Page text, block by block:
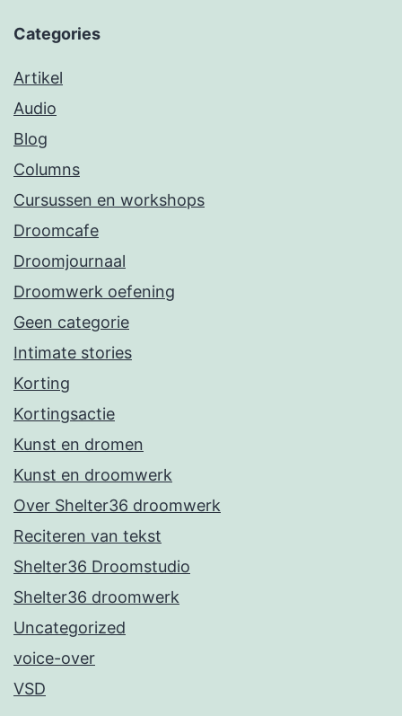
Categories
Artikel
Audio
Blog
Columns
Cursussen en workshops
Droomcafe
Droomjournaal
Droomwerk oefening
Geen categorie
Intimate stories
Korting
Kortingsactie
Kunst en dromen
Kunst en droomwerk
Over Shelter36 droomwerk
Reciteren van tekst
Shelter36 Droomstudio
Shelter36 droomwerk
Uncategorized
voice-over
VSD